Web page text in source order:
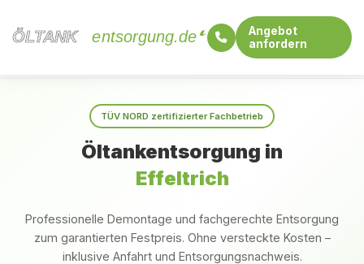
ÖLTANK
ÖLTANK entsorgung.de
Angebot
anfordern
TÜV NORD zertifizierter Fachbetrieb
Öltankentsorgung in
Effeltrich
Professionelle Demontage und fachgerechte Entsorgung
zum garantierten Festpreis. Ohne versteckte Kosten –
inklusive Anfahrt und Entsorgungsnachweis.